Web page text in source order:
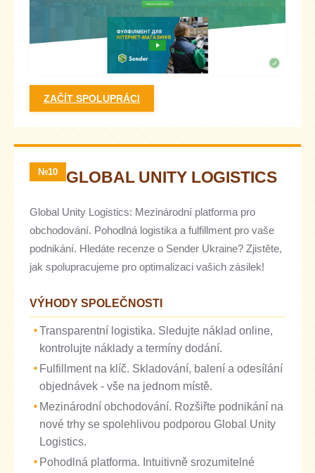
ZAČÍT SPOLUPRÁCI
№10 GLOBAL UNITY LOGISTICS
Global Unity Logistics: Mezinárodní platforma pro
obchodování. Pohodlná logistika a fulfillment pro vaše
podnikání. Hledáte recenze o Sender Ukraine? Zjistěte,
jak spolupracujeme pro optimalizaci vašich zásilek!
VÝHODY SPOLEČNOSTI
Transparentní logistika. Sledujte náklad online,
kontrolujte náklady a termíny dodání.
Fulfillment na klíč. Skladování, balení a odesílání
objednávek - vše na jednom místě.
Mezinárodní obchodování. Rozšiřte podnikání na
nové trhy se spolehlivou podporou Global Unity
Logistics.
Pohodlná platforma. Intuitivně srozumitelné